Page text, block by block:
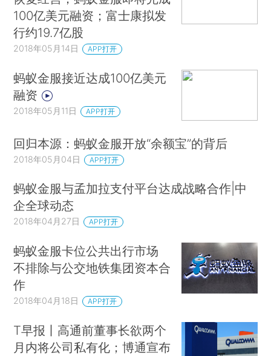
100亿美元融资；富士康拟发
行约19.7亿股
2018年05月14日 APP打开
蚂蚁金服接近达成100亿美元
融资
2018年05月11日 APP打开
回归本源：蚂蚁金服开放“余额宝”的背后
2018年05月04日 APP打开
蚂蚁金服与孟加拉支付平台达成战略合作|中
企全球动态
2018年04月27日 APP打开
蚂蚁金服卡位公共出行市场
不排除与公交地铁集团资本合
作
2018年04月18日 APP打开
T早报丨高通前董事长欲两个
月内将公司私有化；博通宣布